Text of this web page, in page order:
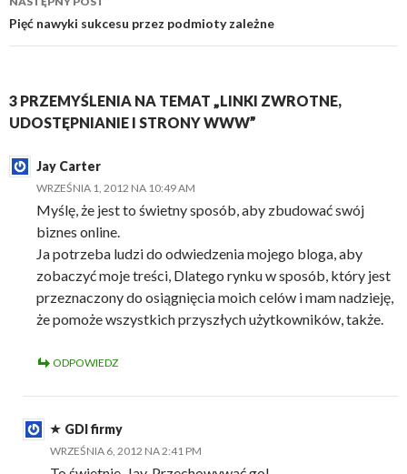
Pięć nawyki sukcesu przez podmioty zależne
3 PRZEMYŚLENIA NA TEMAT „LINKI ZWROTNE,
UDOSTĘPNIANIE I STRONY WWW”
Jay Carter
WRZEŚNIA 1, 2012 NA 10:49 AM
Myślę, że jest to świetny sposób, aby zbudować swój
biznes online.
Ja potrzeba ludzi do odwiedzenia mojego bloga, aby
zobaczyć moje treści, Dlatego rynku w sposób, który jest
przeznaczony do osiągnięcia moich celów i mam nadzieję,
że pomoże wszystkich przyszłych użytkowników, także.
ODPOWIEDZ
GDI firmy
WRZEŚNIA 6, 2012 NA 2:41 PM